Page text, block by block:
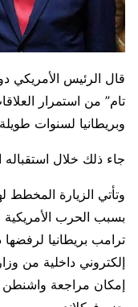
قال الرئيس الأمريكي
تام” من استمرار
وبريطانيا لسنوات
جاء ذلك خلال
وتأتي الزيارة
بسبب الحرب الأمريكية
ترامب بريطانيا
إلكتروني داخلية من
إمكان مراجعة ⁠واشنطن